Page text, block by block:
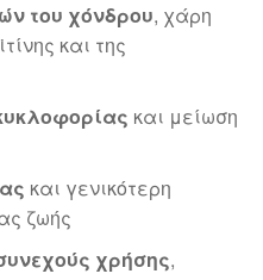
του χόνδρου, χάρη
και της
και μείωση
και γενικότερη
ζωής
χρήσης,